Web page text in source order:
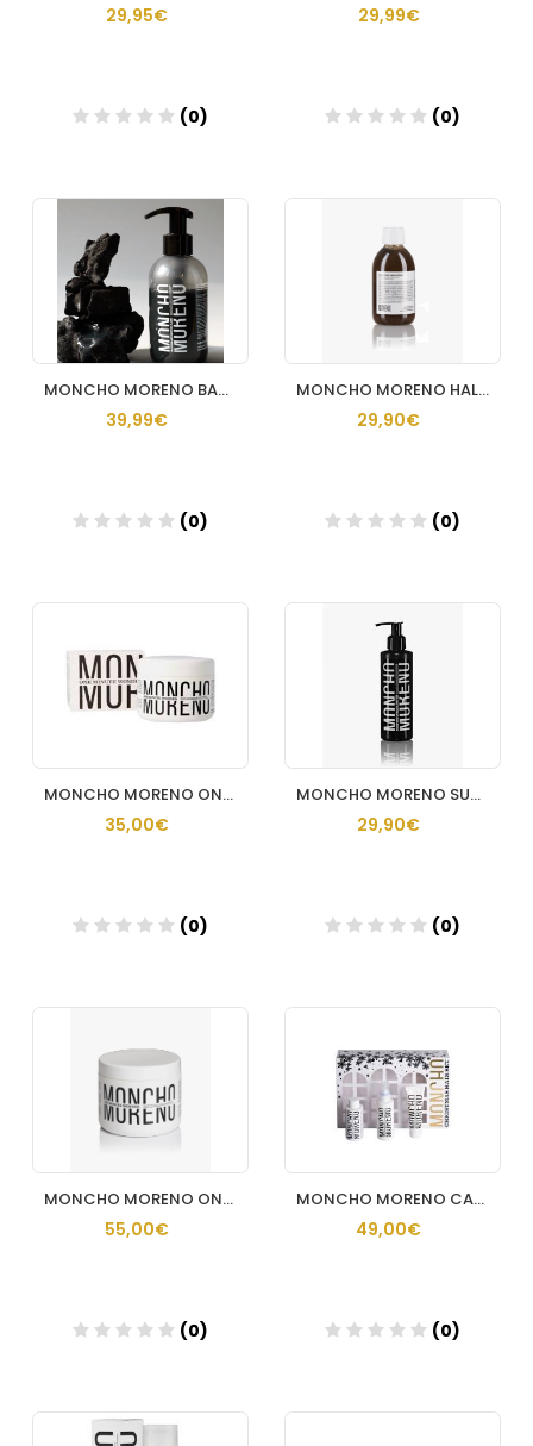
29,95€
(0)
Añadir
29,99€
(0)
MONCHO MORENO BATHMAN HAIR 500 ML
39,99€
(0)
MONCHO MORENO HALTHY SMOOTHIE 250 ML
29,90€
(0)
MONCHO MORENO ONE MINUTE WONDER 25O ML
35,00€
(0)
MONCHO MORENO SURFING CURLS & WAVE 200 ML
29,90€
(0)
MONCHO MORENO ONE MINUTE WONDER 500 ML
55,00€
(0)
Añadir
MONCHO MORENO CAJA DE NAVIDAD
49,00€
(0)